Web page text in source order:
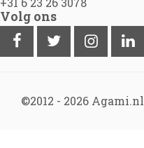
Volg ons
©2012 - 2026 Agami.nl